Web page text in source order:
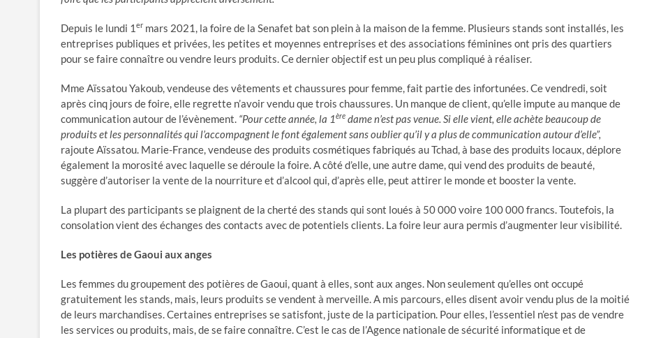
Depuis le lundi 1 er mars 2021, la foire de la Senafet bat son plein à la maison de la femme. Plusieurs stands sont installés, les
entreprises publiques et privées, les petites et moyennes entreprises et des associations féminines ont pris des quartiers
pour se faire connaître ou vendre leurs produits. Ce dernier objectif est un peu plus compliqué à réaliser.
Mme Aïssatou Yakoub, vendeuse des vêtements et chaussures pour femme, fait partie des infortunées. Ce vendredi, soit
après cinq jours de foire, elle regrette n’avoir vendu que trois chaussures. Un manque de client, qu’elle impute au manque de
communication autour de l’évènement. “Pour cette année, la 1ère dame n’est pas venue. Si elle vient, elle achète beaucoup de
produits et les personnalités qui l’accompagnent le font également sans oublier qu’il y a plus de communication autour d’elle”,
rajoute Aïssatou. Marie-France, vendeuse des produits cosmétiques fabriqués au Tchad, à base des produits locaux, déplore
également la morosité avec laquelle se déroule la foire. A côté d’elle, une autre dame, qui vend des produits de beauté,
suggère d’autoriser la vente de la nourriture et d’alcool qui, d’après elle, peut attirer le monde et booster la vente.
La plupart des participants se plaignent de la cherté des stands qui sont loués à 50 000 voire 100 000 francs. Toutefois, la
consolation vient des échanges des contacts avec de potentiels clients. La foire leur aura permis d’augmenter leur visibilité.
Les potières de Gaoui aux anges
Les femmes du groupement des potières de Gaoui, quant à elles, sont aux anges. Non seulement qu’elles ont occupé
gratuitement les stands, mais, leurs produits se vendent à merveille. A mis parcours, elles disent avoir vendu plus de la moitié
de leurs marchandises. Certaines entreprises se satisfont, juste de la participation. Pour elles, l’essentiel n’est pas de vendre
les services ou produits, mais, de se faire connaître. C’est le cas de l’Agence nationale de sécurité informatique et de